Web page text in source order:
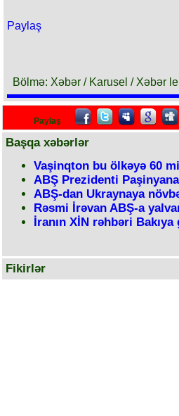
Paylaş
Bölmə: Xəbər / Karusel / Xəbər
Paylaş
Başqa xəbərlər
Vaşinqton bu ölkəyə 60
ABŞ Prezidenti
ABŞ-dan Ukraynaya
Rəsmi İrəvan ABŞ-a
İranın XİN rəhbəri Bakıya
Fikirlər